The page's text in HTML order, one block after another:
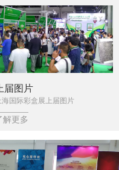
届图片
海国际彩盒展上届图片
解更多